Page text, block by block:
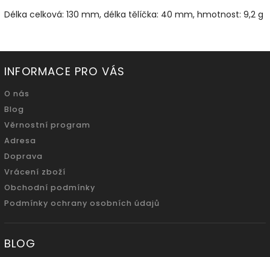
Délka celková: 130 mm, délka tělíčka: 40 mm, hmotnost: 9,2 g
INFORMACE PRO VÁS
O nás
Blog
Věrnostní program
Adresa
Doprava
Vrácení zboží
Obchodní podmínky
Podmínky ochrany osobních údajů
BLOG